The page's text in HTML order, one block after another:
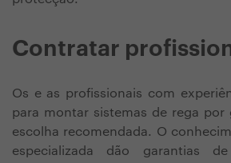
Contratar
Os e as profissionais com
para montar sistemas de rega por
escolha recomendada. O
especializada dão garantias